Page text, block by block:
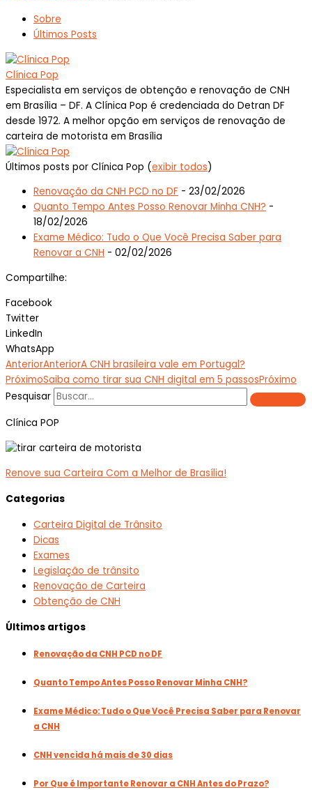
Sobre
Últimos Posts
Clínica Pop
Especialista em serviços de obtenção e renovação de CNH
em Brasília – DF. A Clínica Pop é credenciada do Detran DF
desde 1972. A melhor opção em serviços de renovação de
carteira de motorista em Brasília
Últimos posts por Clínica Pop (exibir todos)
Renovação da CNH PCD no DF - 23/02/2026
Quanto Tempo Antes Posso Renovar Minha CNH? -
18/02/2026
Exame Médico: Tudo o Que Você Precisa Saber para
Renovar a CNH - 02/02/2026
Compartilhe:
Facebook
Twitter
LinkedIn
WhatsApp
AnteriorAnteriorA CNH brasileira vale em Portugal?
PróximoSaiba como tirar sua CNH digital em 5 passosPróximo
Pesquisar
Clínica POP
Renove sua Carteira Com a Melhor de Brasília!
Categorias
Carteira Digital de Trânsito
Dicas
Exames
Legislação de trânsito
Renovação de Carteira
Obtenção de CNH
Últimos artigos
Renovação da CNH PCD no DF
Quanto Tempo Antes Posso Renovar Minha CNH?
Exame Médico: Tudo o Que Você Precisa Saber para Renovar
a CNH
CNH vencida há mais de 30 dias
Por Que é Importante Renovar a CNH Antes do Prazo?